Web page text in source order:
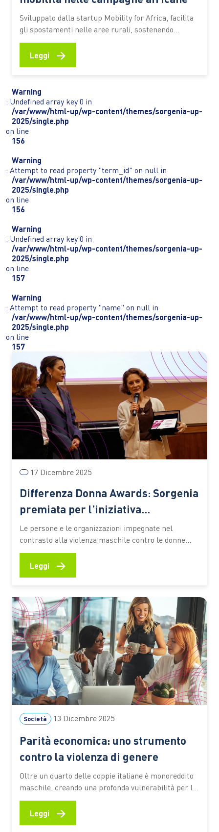
Sviluppato dalla startup Mobility for Africa, facilita
gli spostamenti nelle aree rurali, sostenendo
agricoltura, imprenditoria locale, inclusione
femminile e riduzione delle emissioni In molte aree
gestisce una piccola attività commerciale o deve
raggiungere scuole e servizi…
Leggi →
Warning
: Undefined array key 0 in
/var/www/html-up/wp-content/themes/sorgenia-up-
2025/single.php
on line
156
Warning
: Attempt to read property "term_id" on null in
/var/www/html-up/wp-content/themes/sorgenia-up-
2025/single.php
on line
156
Warning
: Undefined array key 0 in
/var/www/html-up/wp-content/themes/sorgenia-up-
2025/single.php
on line
157
Warning
: Attempt to read property "name" on null in
/var/www/html-up/wp-content/themes/sorgenia-up-
2025/single.php
on line
157
17 Dicembre 2025
Differenza Donna Awards: Sorgenia
premiata per l’iniziativa
#Sempre25novembre
Le persone e le organizzazioni impegnate nel
contrasto alla violenza maschile contro le donne
riunite simbolicamente per una sera: è questo il
senso della cerimonia di assegnazione degli Awards
Ercoli, aprendo la manifestazione, sottolinea come…
Leggi →
Società 13 Dicembre 2025
Parità economica: uno strumento
contro la violenza di genere
Oltre un quarto delle coppie italiane è monoreddito
maschile, creando una profonda vulnerabilità per le
donne. Garantire libertà e sicurezza significa prima
di tutto assicurare l’indipendenza finanziaria La
Leggi →